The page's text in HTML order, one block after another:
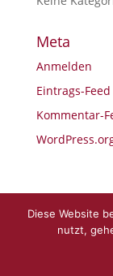
Meta
Anmelden
Eintrags-Feed
Kommentar-
Diese Website
nutzt,